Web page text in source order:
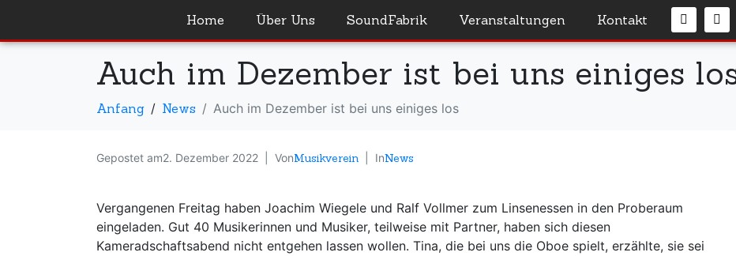
Home Über Uns SoundFabrik Veranstaltungen Kontakt
Auch im Dezember ist bei uns einiges
Anfang News Auch im Dezember ist bei uns einiges los
Gepostet am2. Dezember 2022 VonMusikverein InNews
Vergangenen Freitag haben Joachim Wiegele und Ralf Vollmer zum Linsenessen in den Proberaum
eingeladen. Gut 40 Musikerinnen und Musiker, teilweise mit Partner, haben sich diesen
Kameradschaftsabend nicht entgehen lassen wollen. Tina, die bei uns die Oboe spielt, erzählte, sie sei